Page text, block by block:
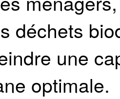
déchets
une
optimale.